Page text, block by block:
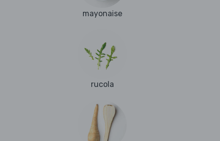
mayonaise
rucola